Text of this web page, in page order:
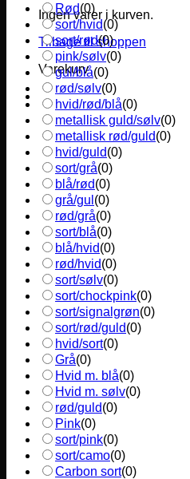
Ingen varer i kurven.
Tilbage til shoppen
Varekurv
Rød(0)
sort/hvid(0)
sort/rød(0)
pink/sølv(0)
gul/blå(0)
rød/sølv(0)
hvid/rød/blå(0)
metallisk guld/sølv(0)
metallisk rød/guld(0)
hvid/guld(0)
sort/grå(0)
blå/rød(0)
grå/gul (0)
rød/grå(0)
sort/blå(0)
blå/hvid(0)
rød/hvid(0)
sort/sølv(0)
sort/chockpink(0)
sort/signalgrøn(0)
sort/rød/guld(0)
hvid/sort(0)
Grå(0)
Hvid m. blå(0)
Hvid m. sølv(0)
rød/guld(0)
Pink(0)
sort/pink(0)
sort/camo(0)
Carbon sort(0)